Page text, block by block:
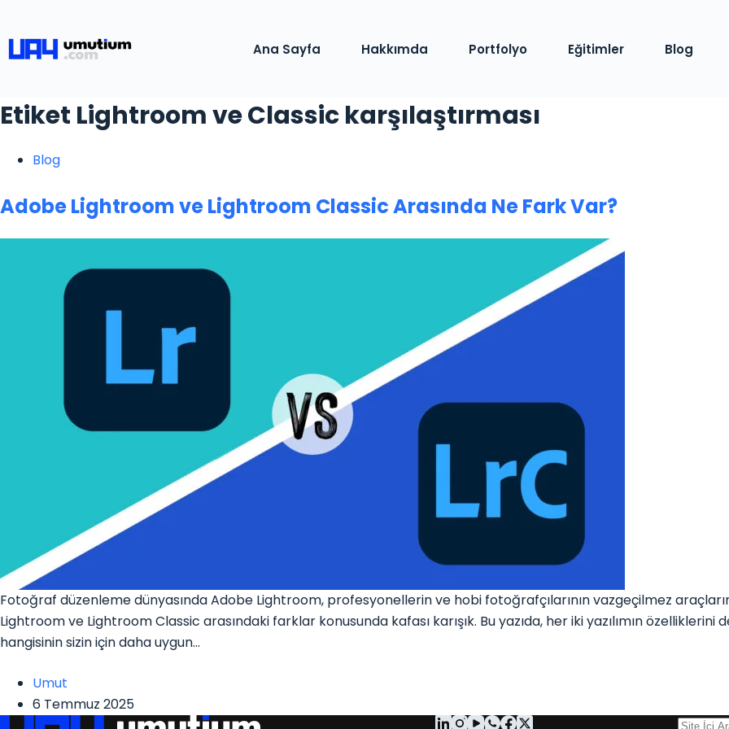
Ana Sayfa Hakkımda Portfolyo Eğitimler Blog
Etiket Lightroom ve Classic karşılaştırması
Blog
Adobe Lightroom ve Lightroom Classic Arasında Ne Fark Var?
Fotoğraf düzenleme dünyasında Adobe Lightroom, profesyonellerin ve hobi fotoğrafçılarının vazgeçilmez
Lightroom ve Lightroom Classic arasındaki farklar konusunda kafası karışık. Bu yazıda, her iki yazılımın özelliklerini
hangisinin sizin için daha uygun…
Umut
6 Temmuz 2025